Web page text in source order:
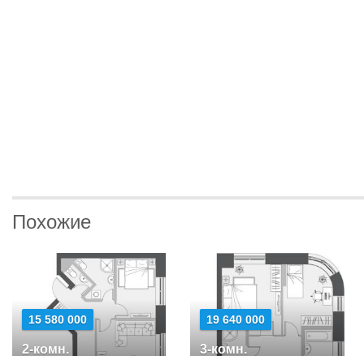
Похожие
15 580 000
2-комн.
19 640 000
3-комн.